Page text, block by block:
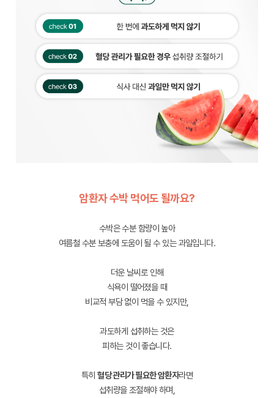
암환자 수박 먹어도 될까요?
수박은 수분 함량이 높아
여름철 수분 보충에 도움이 될 수 있는 과일입니다.
더운 날씨로 인해
식욕이 떨어졌을 때
비교적 부담 없이 먹을 수 있지만,
과도하게 섭취하는 것은
피하는 것이 좋습니다.
특히혈당 관리가 필요한 암환자라면
섭취량을 조절해야 하며,